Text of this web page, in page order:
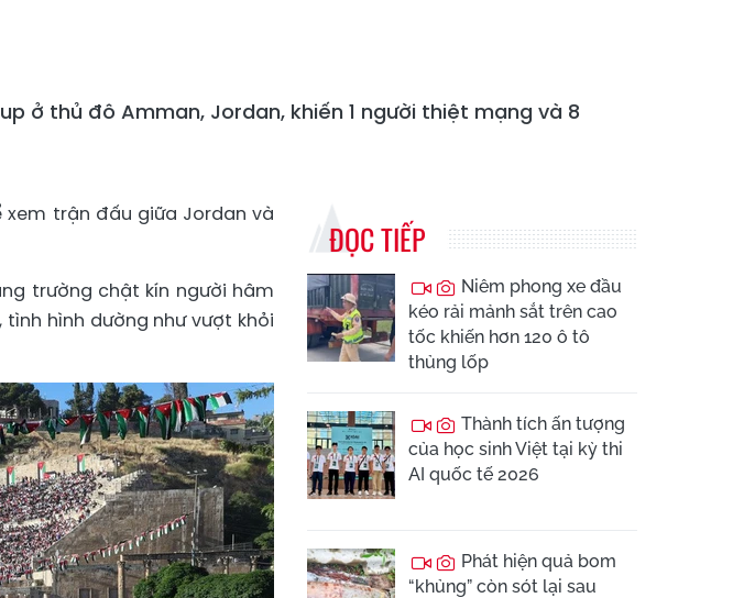
ở thủ đô Amman, Jordan, khiến 1 người thiệt mạng và 8
trận đấu giữa Jordan và
trường chật kín người hâm
hình dường như vượt khỏi
ĐỌC TIẾP
Niêm phong xe đầu
kéo rải mảnh sắt trên cao
tốc khiến hơn 120 ô tô
thủng lốp
Thành tích ấn tượng
của học sinh Việt tại kỳ thi
AI quốc tế 2026
Phát hiện quả bom
“khủng” còn sót lại sau